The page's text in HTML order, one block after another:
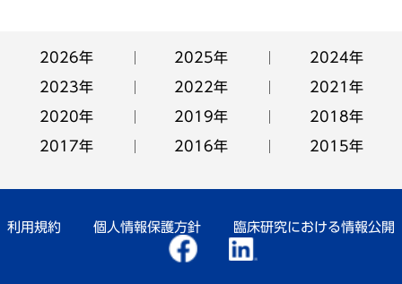
2026年 2025年 2024年
2023年 2022年 2021年
2020年 2019年 2018年
2017年 2016年 2015年
利用規約 個人情報保護方針 臨床研究における情報公開